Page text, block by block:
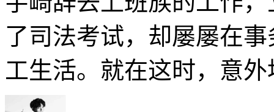
了司法考试，却屡屡在
工生活。就在这时，意